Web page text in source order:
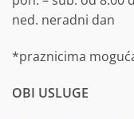
ned. neradni dan
*praznicima
OBI USLUGE